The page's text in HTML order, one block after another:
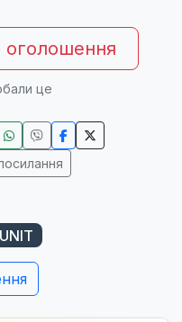
оголошення
це
UNIT